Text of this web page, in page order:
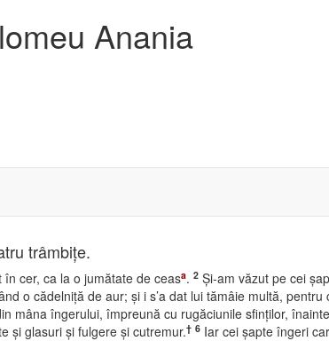
Anania
trâmbiţe.
în cer, ca la o jumătate de ceasa. 2 Şi-am văzut pe cei
o cădelniţă de aur; şi i s’a dat lui tămâie multă,
mâna îngerului, împreună cu rugăciunile sfinţilor,
şi glasuri şi fulgere şi cutremur.† 6 Iar cei şapte îngeri